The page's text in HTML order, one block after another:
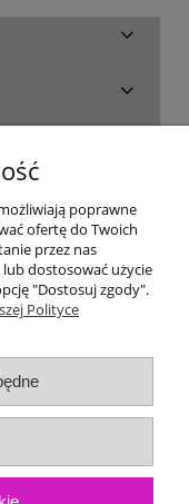
poprawne
ofertę do Twoich
przez nas
dostosować użycie
"Dostosuj zgody".
Polityce